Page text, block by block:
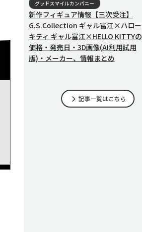
グッドスマイルカンパニー
新作フィギュア情報【三次受注】
G.S.Collection ギャル富江×ハロー
キティ ギャル富江×HELLO KITTYの
価格・発売日・3D画像(AI利用試用
版)・メーカー、情報まとめ
記事一覧はこちら